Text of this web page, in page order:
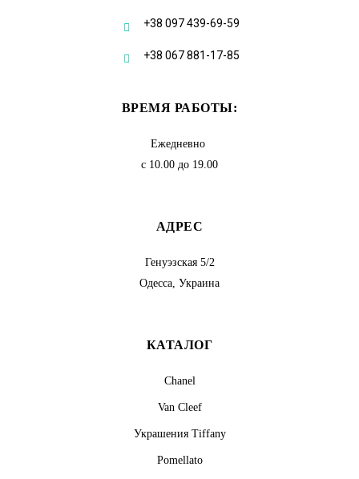
+38 097 439-69-59
+38 067 881-17-85
ВРЕМЯ РАБОТЫ:
Ежедневно
с 10.00 до 19.00
АДРЕС
Генуэзская 5/2
Одесса, Украина
КАТАЛОГ
Chanel
Van Cleef
Украшения Tiffany
Pomellato